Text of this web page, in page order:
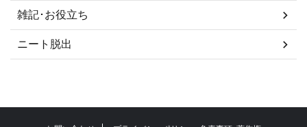
雑記･お役立ち
ニート脱出